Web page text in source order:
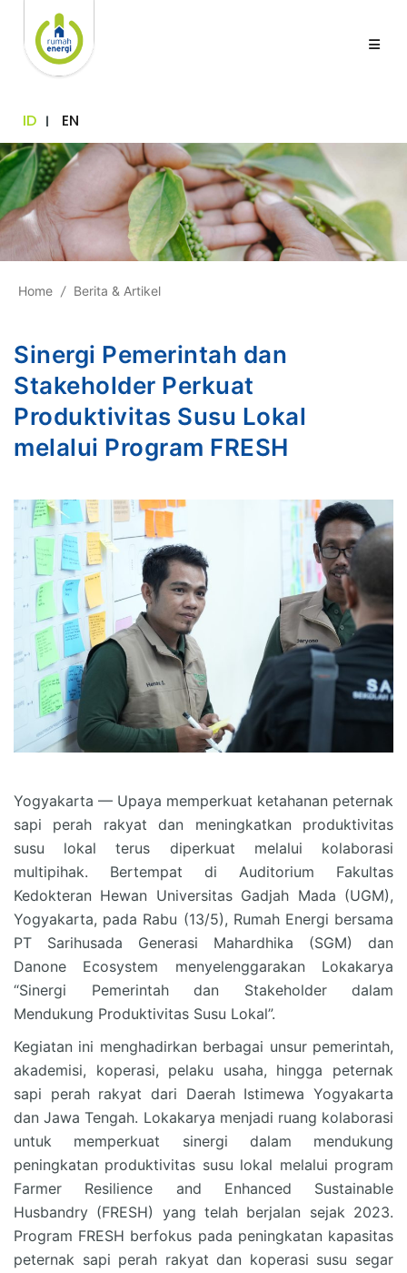
ID EN
Home / Berita & Artikel
Sinergi Pemerintah dan
Stakeholder Perkuat
Produktivitas Susu Lokal
melalui Program FRESH
Yogyakarta — Upaya memperkuat ketahanan peternak
sapi perah rakyat dan meningkatkan produktivitas
susu lokal terus diperkuat melalui kolaborasi
multipihak. Bertempat di Auditorium Fakultas
Kedokteran Hewan Universitas Gadjah Mada (UGM),
Yogyakarta, pada Rabu (13/5), Rumah Energi bersama
PT Sarihusada Generasi Mahardhika (SGM) dan
Danone Ecosystem menyelenggarakan Lokakarya
“Sinergi Pemerintah dan Stakeholder dalam
Mendukung Produktivitas Susu Lokal”.
Kegiatan ini menghadirkan berbagai unsur pemerintah,
akademisi, koperasi, pelaku usaha, hingga peternak
sapi perah rakyat dari Daerah Istimewa Yogyakarta
dan Jawa Tengah. Lokakarya menjadi ruang kolaborasi
untuk memperkuat sinergi dalam mendukung
peningkatan produktivitas susu lokal melalui program
Farmer Resilience and Enhanced Sustainable
Husbandry (FRESH) yang telah berjalan sejak 2023.
Program FRESH berfokus pada peningkatan kapasitas
peternak sapi perah rakyat dan koperasi susu segar